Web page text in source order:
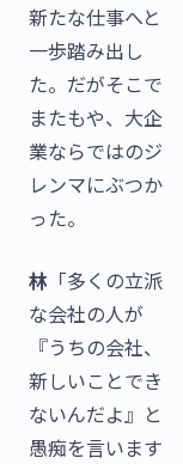
新たな仕事へと
一歩踏み出し
た。だがそこで
またもや、大企
業ならではのジ
レンマにぶつか
った。
林 「多くの立派
な会社の人が
『うちの会社、
新しいことでき
ないんだよ』と
愚痴を言います